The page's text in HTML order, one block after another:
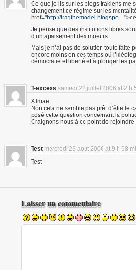
Ce que je lis sur les blogs irakiens me
changement de régime sur les
href="http://iraqthemodel.blogspo…">ce
Je pense que des institutions libres
d’un apaisement des moeurs.
Mais je n’ai pas de solution toute faite
encore moins en ces temps où
démocratie et liberté et à plonger les
T-excess samedi 22 juillet 2006 at 2 h
A lmae
Non cela ne semble pas prêt d’être le
posé cette question concernant la
Craignons nous à ce point de
Test mercredi 23 août 2006 at 9 h 58
Test
Laisser un commentaire